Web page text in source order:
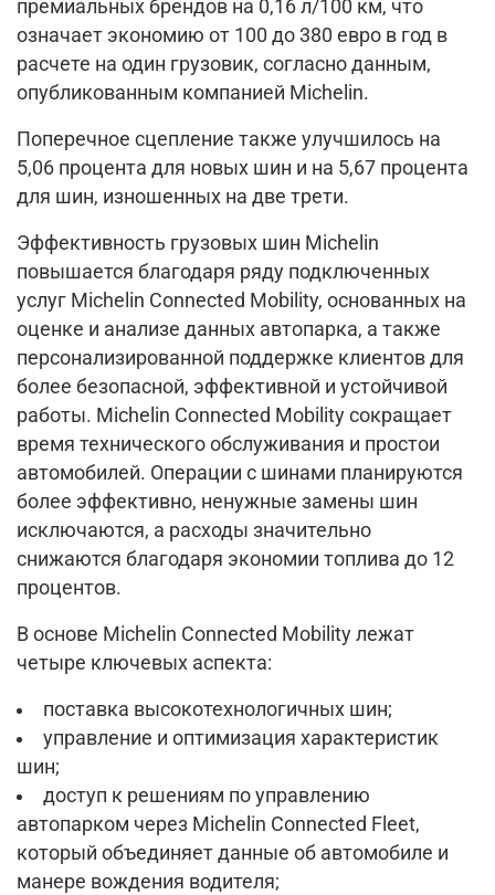
премиальных брендов на 0,16 л/100 км, что
означает экономию от 100 до 380 евро в год в
расчете на один грузовик, согласно данным,
опубликованным компанией Michelin.
Поперечное сцепление также улучшилось на
5,06 процента для новых шин и на 5,67 процента
для шин, изношенных на две трети.
Эффективность грузовых шин Michelin
повышается благодаря ряду подключенных
услуг Michelin Connected Mobility, основанных на
оценке и анализе данных автопарка, а также
персонализированной поддержке клиентов для
более безопасной, эффективной и устойчивой
работы. Michelin Connected Mobility сокращает
время технического обслуживания и простои
автомобилей. Операции с шинами планируются
более эффективно, ненужные замены шин
исключаются, а расходы значительно
снижаются благодаря экономии топлива до 12
процентов.
В основе Michelin Connected Mobility лежат
четыре ключевых аспекта:
поставка высокотехнологичных шин;
управление и оптимизация характеристик
шин;
доступ к решениям по управлению
автопарком через Michelin Connected Fleet,
который объединяет данные об автомобиле и
манере вождения водителя;